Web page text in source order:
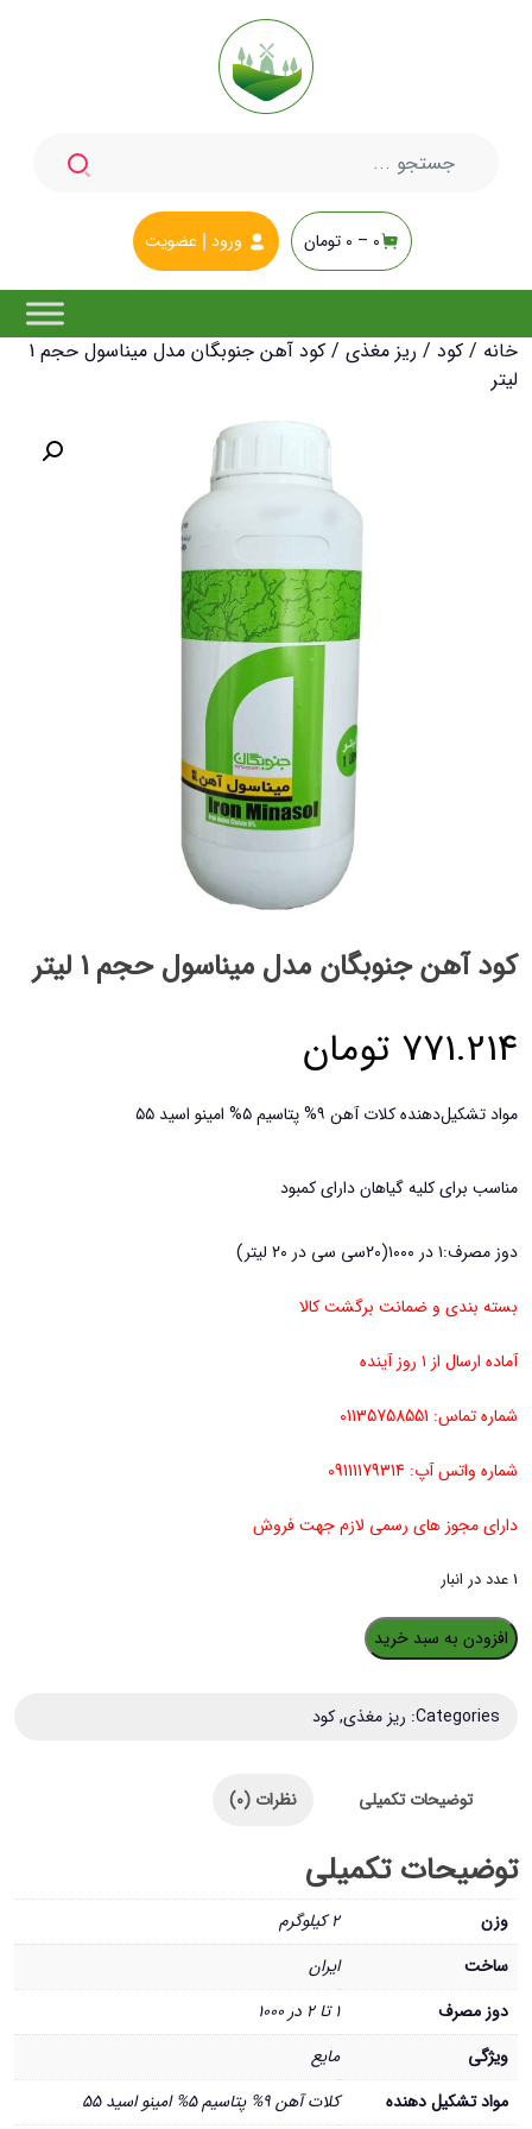
0 –
0 تومان ورود عضویت
خانه / کود / ریز مغذی
/ کود آهن جنوبگان مدل میناسول حجم 1
لیتر
کود آهن جنوبگان مدل میناسول حجم 1 لیتر
771.214 تومان
مواد تشکیل‌دهنده کلات آهن ۹% پتاسیم ۵% امینو اسید ۵۵
مناسب برای کلیه گیاهان دارای کمبود
دوز مصرف:۱ در ۱۰۰۰(۲۰سی سی در ۲۰ لیتر)
بسته بندی و ضمانت برگشت کالا
آماده ارسال از ۱ روز آینده
شماره تماس: 01135758551
شماره واتس آپ: 09111179314
دارای مجوز های رسمی لازم جهت فروش
1 عدد در انبار
کود
جنوبگان
لیتر
عدد
افزودن به سبد خرید
Categories: ریز مغذی,کود
توضیحات تکمیلی نظرات (0)
توضیحات تکمیلی
وزن
2 کیلوگرم
ساخت
ایران
دوز مصرف
1 تا 2 در 1000
ویژگی
مایع
مواد تشکیل دهنده
کلات آهن ۹% پتاسیم ۵% امینو اسید ۵۵